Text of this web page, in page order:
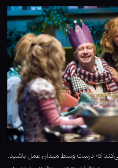
که درست وسط میدان عمل باشید.